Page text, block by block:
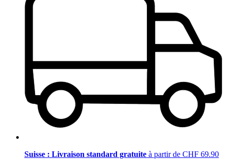
Suisse : Livraison standard gratuite à partir de CHF 69.90